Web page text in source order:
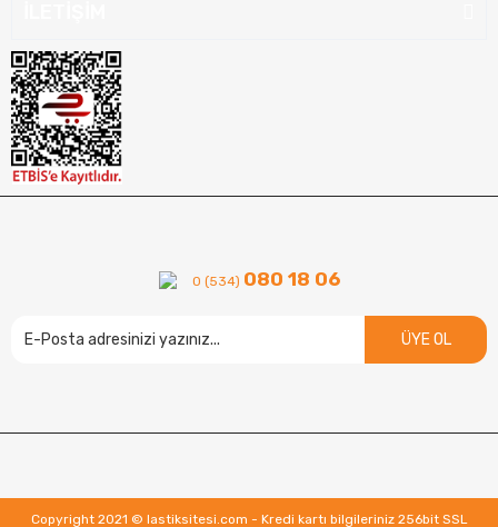
0 (534) 080 18 06
ÜYE OL
Copyright 2021 © lastiksitesi.com - Kredi kartı bilgileriniz 256bit SSL